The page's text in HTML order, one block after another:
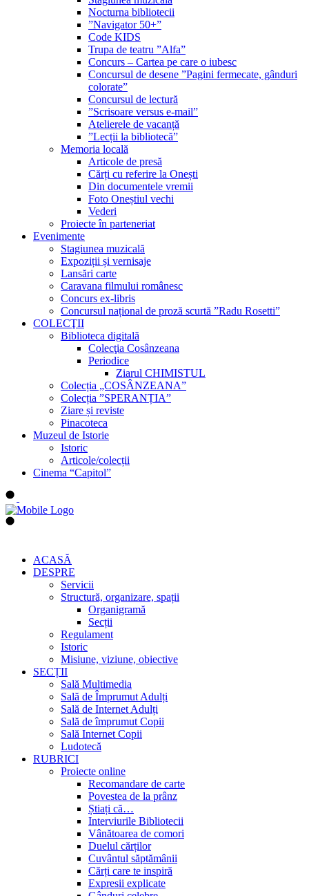
Nocturna bibliotecii
”Navigator 50+”
Code KIDS
Trupa de teatru ”Alfa”
Concurs – Cartea pe care o iubesc
Concursul de desene ”Pagini fermecate, gânduri
colorate”
Concursul de lectură
”Scrisoare versus e-mail”
Atelierele de vacanță
”Lecții la bibliotecă”
Memoria locală
Articole de presă
Cărți cu referire la Onești
Din documentele vremii
Foto Oneștiul vechi
Vederi
Proiecte în parteneriat
Evenimente
Stagiunea muzicală
Expoziții și vernisaje
Lansări carte
Caravana filmului românesc
Concurs ex-libris
Concursul național de proză scurtă ”Radu Rosetti”
COLECŢII
Biblioteca digitală
Colecţia Cosânzeana
Periodice
Ziarul CHIMISTUL
Colecția „COSÂNZEANA”
Colecția ”SPERANȚIA”
Ziare și reviste
Pinacoteca
Muzeul de Istorie
Istoric
Articole/colecții
Cinema “Capitol”
ACASĂ
DESPRE
Servicii
Structură, organizare, spații
Organigramă
Secții
Regulament
Istoric
Misiune, viziune, obiective
SECȚII
Sală Multimedia
Sală de Împrumut Adulți
Sală de Internet Adulți
Sală de împrumut Copii
Sală Internet Copii
Ludotecă
RUBRICI
Proiecte online
Recomandare de carte
Povestea de la prânz
Știați că…
Interviurile Bibliotecii
Vânătoarea de comori
Duelul cărților
Cuvântul săptămânii
Cărți care te inspiră
Expresii explicate